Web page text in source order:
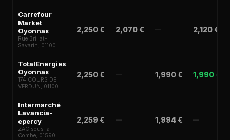
Carrefour
Market
Oyonnax
Rue Brillat-
Savarin, 01100
2,250 € 2,070 € — 2,120 €
TotalEnergies
Oyonnax
174 COURS DE
VERDUN, 01100
2,250 € — 1,990 € 1,990 €
Intermarché
Lavancia-
epercy
ZAC sous la
Combe, 01590
2,259 € — 1,994 € —